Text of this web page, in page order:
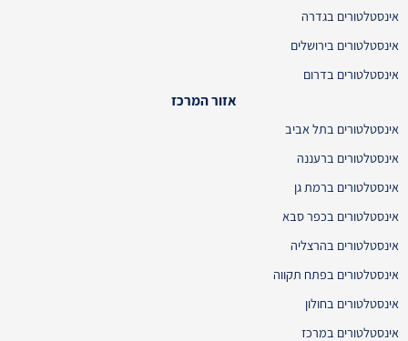
אינסטלטורים בגדרה
אינסטלטורים בירושלים
אינסטלטורים בדרום
אזור המרכז
אינסטלטורים בתל אביב
אינסטלטורים ברעננה
אינסטלטורים ברמת גן
אינסטלטורים בכפר סבא
אינסטלטורים בהרצליה
אינסטלטורים בפתח תקווה
אינסטלטורים בחולון
אינסטלטורים במרכז